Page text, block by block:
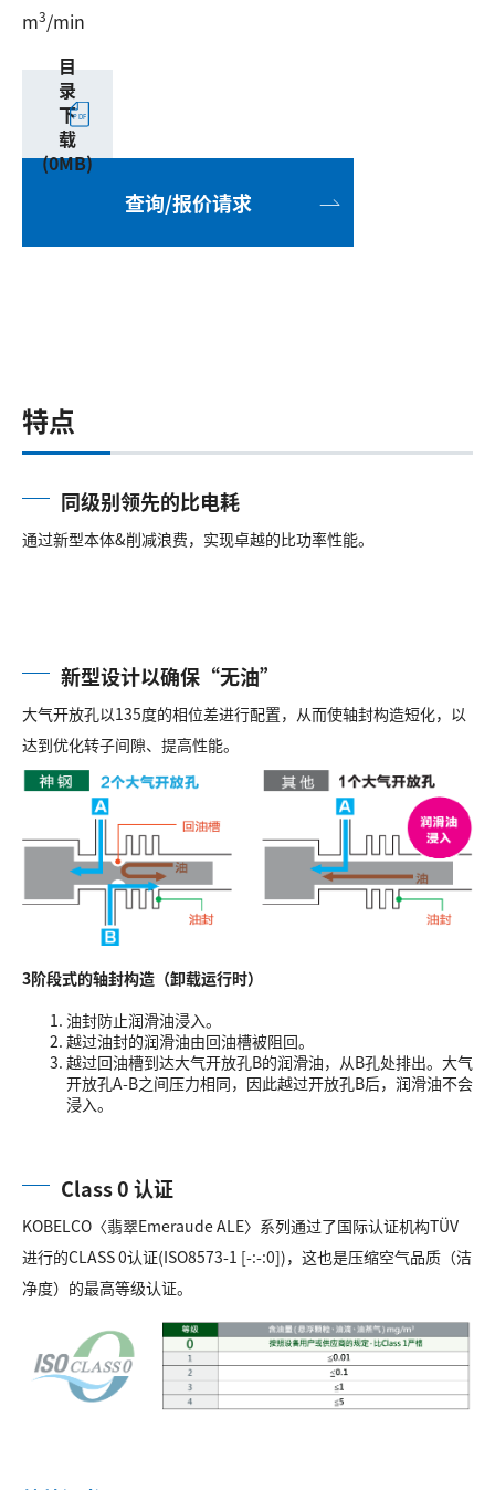
m3/min
目
录
下
载
(0MB)
查询/报价请求
特点
同级别领先的比电耗
通过新型本体&削减浪费，实现卓越的比功率性能。
新型设计以确保“无油”
大气开放孔以135度的相位差进行配置，从而使轴封构造短化，以
达到优化转子间隙、提高性能。
3阶段式的轴封构造（卸载运行时）
油封防止润滑油浸入。
越过油封的润滑油由回油槽被阻回。
越过回油槽到达大气开放孔B的润滑油，从B孔处排出。大气
开放孔A-B之间压力相同，因此越过开放孔B后，润滑油不会
浸入。
Class 0 认证
KOBELCO〈翡翠Emeraude ALE〉系列通过了国际认证机构TÜV
进行的CLASS 0认证(ISO8573-1 [-:-:0])，这也是压缩空气品质（洁
净度）的最高等级认证。